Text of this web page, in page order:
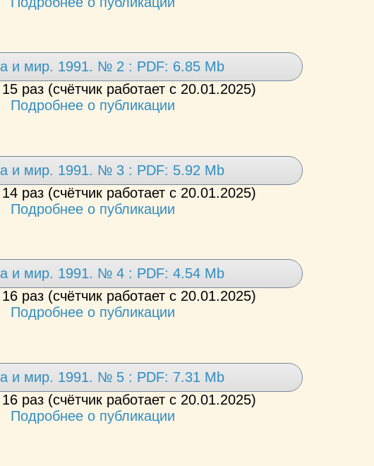
и мир. 1991. № 2 : PDF: 6.85 Mb
раз (счётчик работает с 20.01.2025)
Подробнее о публикации
и мир. 1991. № 3 : PDF: 5.92 Mb
раз (счётчик работает с 20.01.2025)
Подробнее о публикации
и мир. 1991. № 4 : PDF: 4.54 Mb
раз (счётчик работает с 20.01.2025)
Подробнее о публикации
и мир. 1991. № 5 : PDF: 7.31 Mb
раз (счётчик работает с 20.01.2025)
Подробнее о публикации